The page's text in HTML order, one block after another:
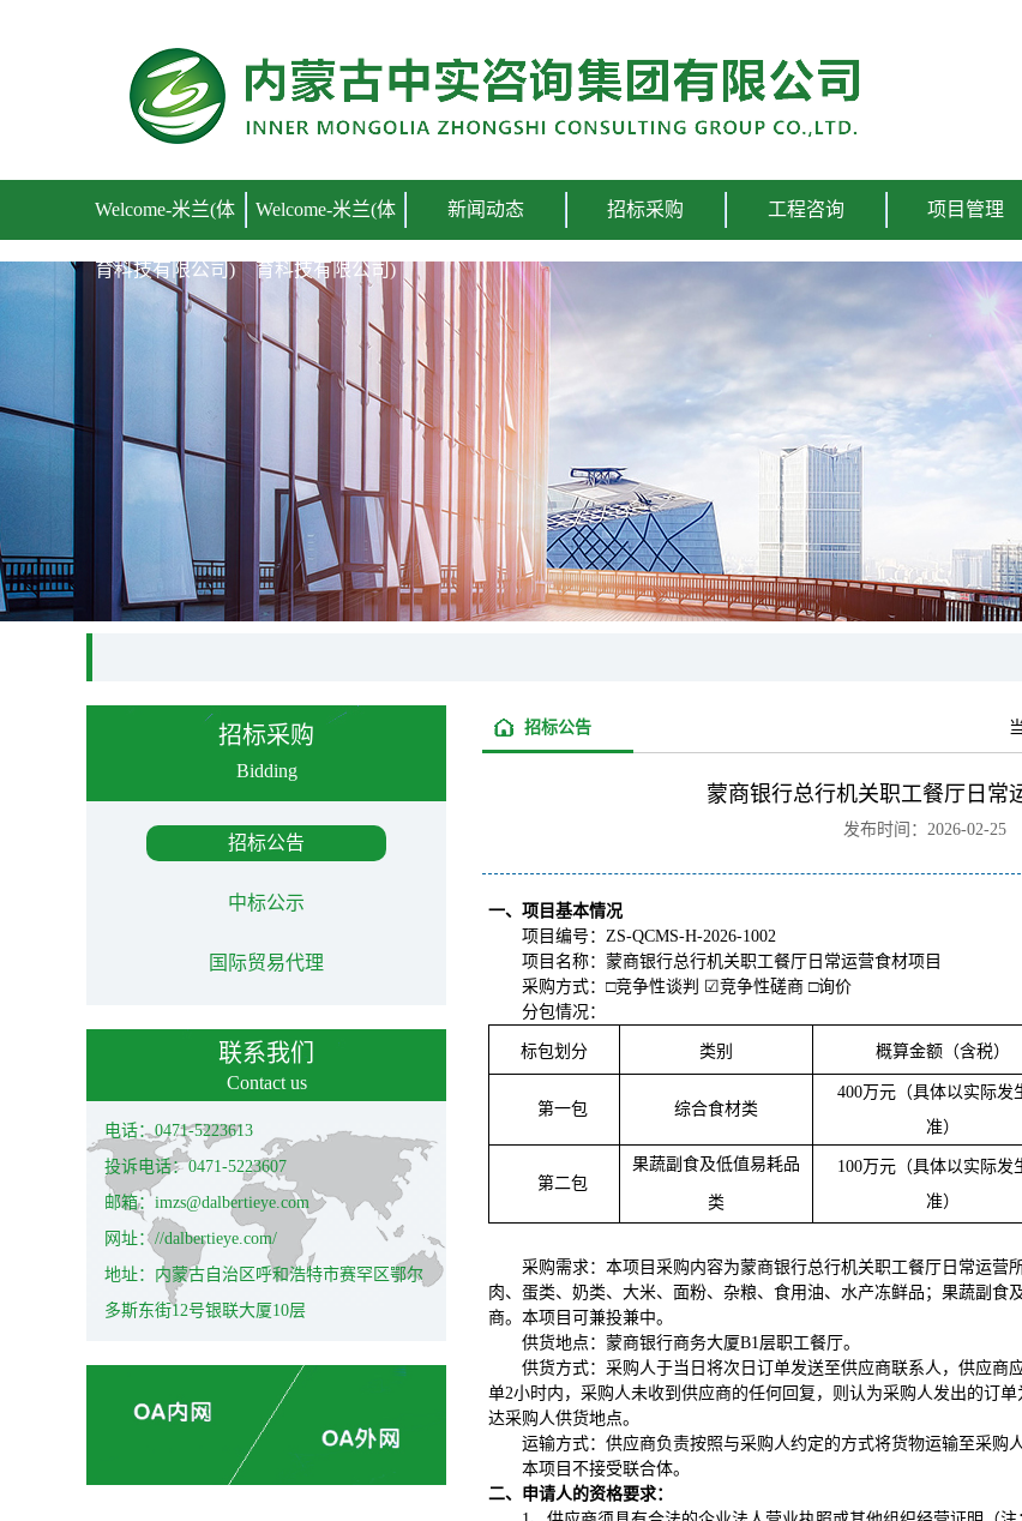
Welcome-米兰(体
育科技有限公司)
Welcome-米兰(体
育科技有限公司)
新闻动态 招标采购 工程咨询 项目管理
招标采购
Bidding
招标公告
中标公示
国际贸易代理
联系我们
Contact us
电话：0471-5223613
投诉电话：0471-5223607
邮箱：imzs@dalbertieye.com
网址：//dalbertieye.com/
地址：内蒙古自治区呼和浩特市赛罕区鄂尔
多斯东街12号银联大厦10层
招标公告
蒙商银行总行机关职工餐厅日常
发布时间：2026-02-25
一、项目基本情况
项目编号：ZS-QCMS-H-2026-1002
项目名称：蒙商银行总行机关职工餐厅日常运营食材项目
采购方式：□竞争性谈判 ☑竞争性磋商 □询价
分包情况：
标包划分 类别 概算金额（含税）
第一包 综合食材类
400万元（具体以实际发
准）
第二包
果蔬副食及低值易耗品
类
100万元（具体以实际发
准）
采购需求：本项目采购内容为蒙商银行总行机关职工餐厅日常运
肉、蛋类、奶类、大米、面粉、杂粮、食用油、水产冻鲜品；果蔬副
商。本项目可兼投兼中。
供货地点：蒙商银行商务大厦B1层职工餐厅。
供货方式：采购人于当日将次日订单发送至供应商联系人，供应商
单2小时内，采购人未收到供应商的任何回复，则认为采购人发出的订
达采购人供货地点。
运输方式：供应商负责按照与采购人约定的方式将货物运输至采购
本项目不接受联合体。
二、申请人的资格要求：